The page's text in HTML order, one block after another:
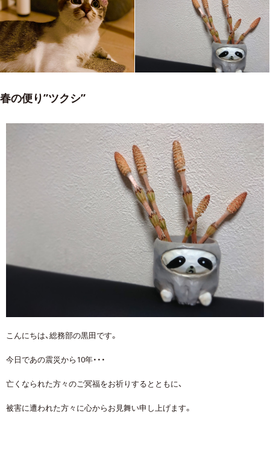
春の便り”ツクシ”
こんにちは、総務部の黒田です。
今日であの震災から10年・・・
亡くなられた方々のご冥福をお祈りするとともに、
被害に遭われた方々に心からお見舞い申し上げます。